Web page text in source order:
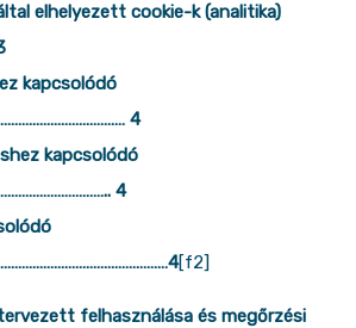
elhelyezett cookie-k (analitika)
kapcsolódó
4
kapcsolódó
4
[f2]
felhasználása és megőrzési